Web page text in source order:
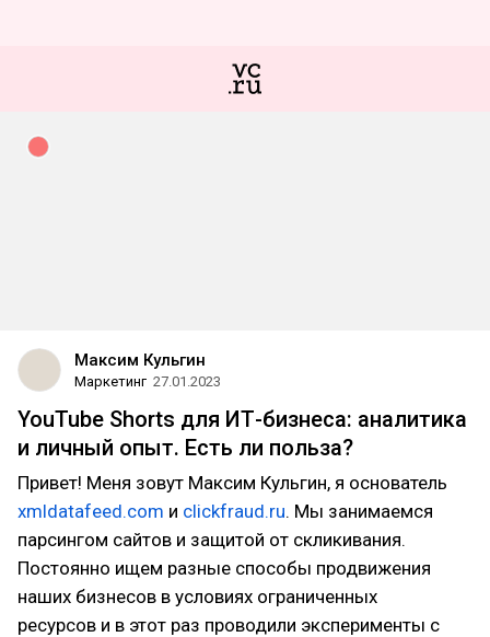
Максим Кульгин
Маркетинг 27.01.2023
YouTube Shorts для ИТ-бизнеса: аналитика
и личный опыт. Есть ли польза?
Привет! Меня зовут Максим Кульгин, я основатель
xmldatafeed.com и clickfraud.ru. Мы занимаемся
парсингом сайтов и защитой от скликивания.
Постоянно ищем разные способы продвижения
наших бизнесов в условиях ограниченных
ресурсов и в этот раз проводили эксперименты с